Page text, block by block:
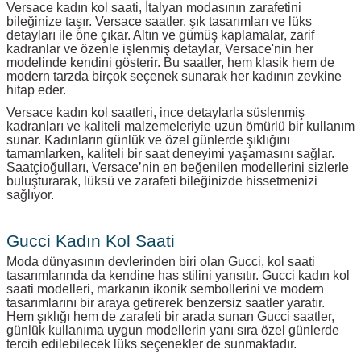
Versace kadın kol saati, İtalyan modasının zarafetini
bileğinize taşır. Versace saatler, şık tasarımları ve lüks
detayları ile öne çıkar. Altın ve gümüş kaplamalar, zarif
kadranlar ve özenle işlenmiş detaylar, Versace'nin her
modelinde kendini gösterir. Bu saatler, hem klasik hem de
modern tarzda birçok seçenek sunarak her kadının zevkine
hitap eder.
Versace kadın kol saatleri, ince detaylarla süslenmiş
kadranları ve kaliteli malzemeleriyle uzun ömürlü bir kullanım
sunar. Kadınların günlük ve özel günlerde şıklığını
tamamlarken, kaliteli bir saat deneyimi yaşamasını sağlar.
Saatçioğulları, Versace’nin en beğenilen modellerini sizlerle
buluşturarak, lüksü ve zarafeti bileğinizde hissetmenizi
sağlıyor.
Gucci Kadın Kol Saati
Moda dünyasının devlerinden biri olan Gucci, kol saati
tasarımlarında da kendine has stilini yansıtır. Gucci kadın kol
saati modelleri, markanın ikonik sembollerini ve modern
tasarımlarını bir araya getirerek benzersiz saatler yaratır.
Hem şıklığı hem de zarafeti bir arada sunan Gucci saatler,
günlük kullanıma uygun modellerin yanı sıra özel günlerde
tercih edilebilecek lüks seçenekler de sunmaktadır.